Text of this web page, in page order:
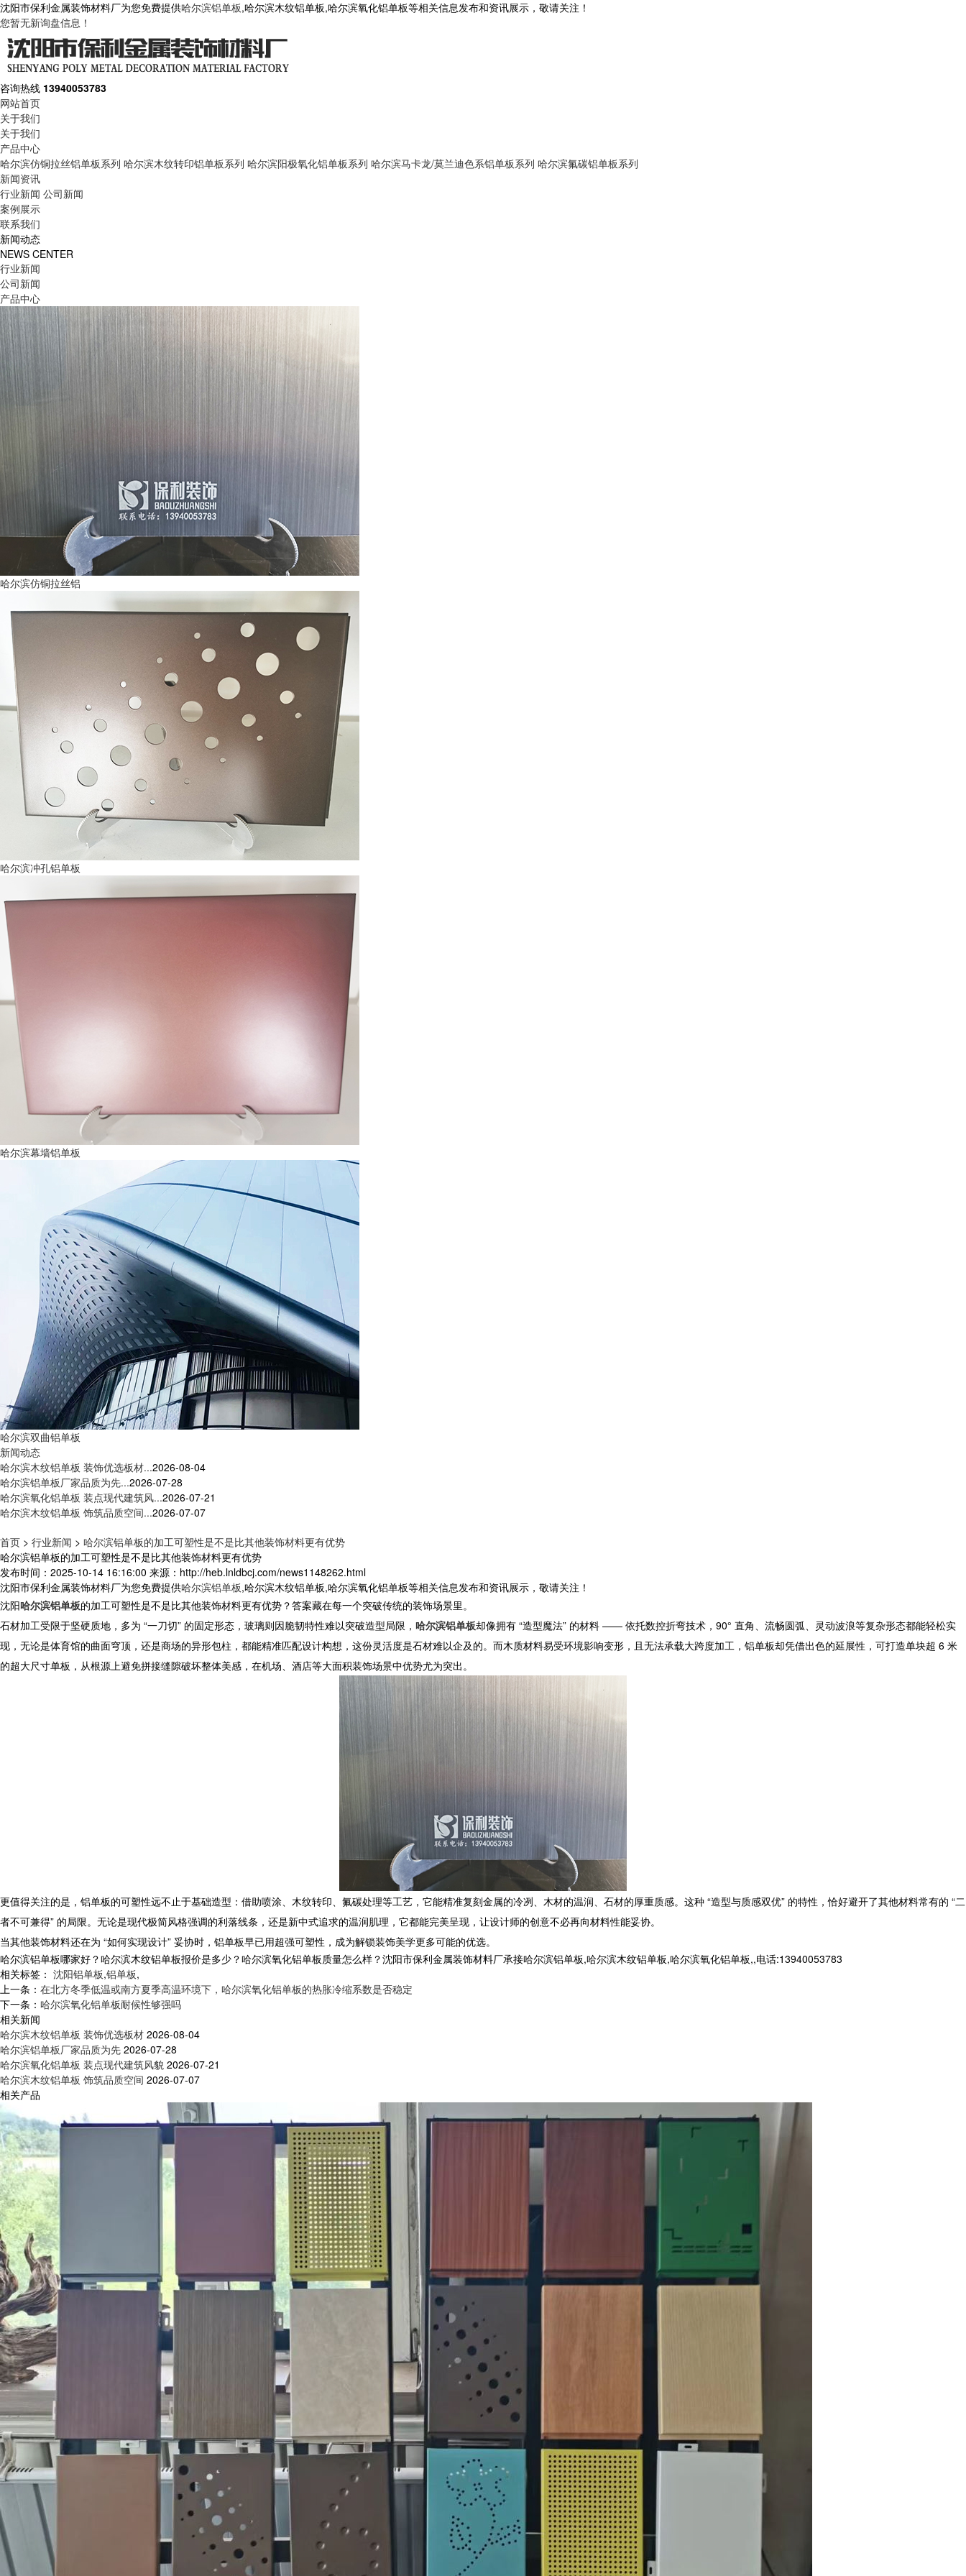
沈阳市保利金属装饰材料厂为您免费提供哈尔滨铝单板,哈尔滨木纹铝单板,哈尔滨氧化铝单板等相关信息发布和资讯展示，敬请关注！
您暂无新询盘信息！
咨询热线 13940053783
网站首页
关于我们
关于我们
产品中心
哈尔滨仿铜拉丝铝单板系列 哈尔滨木纹转印铝单板系列 哈尔滨阳极氧化铝单板系列 哈尔滨马卡龙/莫兰迪色系铝单板系列 哈尔滨氟碳铝单板系列
新闻资讯
行业新闻 公司新闻
案例展示
联系我们
新闻动态
NEWS CENTER
行业新闻
公司新闻
产品中心
哈尔滨仿铜拉丝铝
哈尔滨冲孔铝单板
哈尔滨幕墙铝单板
哈尔滨双曲铝单板
新闻动态
哈尔滨木纹铝单板 装饰优选板材...2026-08-04
哈尔滨铝单板厂家品质为先...2026-07-28
哈尔滨氧化铝单板 装点现代建筑风...2026-07-21
哈尔滨木纹铝单板 饰筑品质空间...2026-07-07
首页 > 行业新闻 > 哈尔滨铝单板的加工可塑性是不是比其他装饰材料更有优势
哈尔滨铝单板的加工可塑性是不是比其他装饰材料更有优势
发布时间：2025-10-14 16:16:00 来源：http://heb.lnldbcj.com/news1148262.html
沈阳市保利金属装饰材料厂为您免费提供哈尔滨铝单板,哈尔滨木纹铝单板,哈尔滨氧化铝单板等相关信息发布和资讯展示，敬请关注！
沈阳哈尔滨铝单板的加工可塑性是不是比其他装饰材料更有优势？答案藏在每一个突破传统的装饰场景里。​
石材加工受限于坚硬质地，多为 “一刀切” 的固定形态，玻璃则因脆韧特性难以突破造型局限， 哈尔滨铝单板却像拥有 “造型魔法” 的材料 —— 依托数控折弯技术，90° 直角、流畅圆弧、灵动波浪等复杂形态都能轻松实
现，无论是体育馆的曲面穹顶，还是商场的异形包柱，都能精准匹配设计构想，这份灵活度是石材难以企及的。而木质材料易受环境影响变形，且无法承载大跨度加工， 铝单板却凭借出色的延展性，可打造单块超 6 米
的超大尺寸单板，从根源上避免拼接缝隙破坏整体美感，在机场、酒店等大面积装饰场景中优势尤为突出。
更值得关注的是，铝单板的可塑性远不止于基础造型：借助喷涂、木纹转印、氟碳处理等工艺，它能精准复刻金属的冷冽、木材的温润、石材的厚重质感。这种 “造型与质感双优” 的特性，恰好避开了其他材料常有的 “二
者不可兼得” 的局限。无论是现代极简风格强调的利落线条，还是新中式追求的温润肌理，它都能完美呈现，让设计师的创意不必再向材料性能妥协。
当其他装饰材料还在为 “如何实现设计” 妥协时， 铝单板早已用超强可塑性，成为解锁装饰美学更多可能的优选。
哈尔滨铝单板哪家好？哈尔滨木纹铝单板报价是多少？哈尔滨氧化铝单板质量怎么样？沈阳市保利金属装饰材料厂承接哈尔滨铝单板,哈尔滨木纹铝单板,哈尔滨氧化铝单板,,电话:13940053783
相关标签： 沈阳铝单板,铝单板,
上一条： 在北方冬季低温或南方夏季高温环境下，哈尔滨氧化铝单板的热胀冷缩系数是否稳定
下一条： 哈尔滨氧化铝单板耐候性够强吗
相关新闻
哈尔滨木纹铝单板 装饰优选板材 2026-08-04
哈尔滨铝单板厂家品质为先 2026-07-28
哈尔滨氧化铝单板 装点现代建筑风貌 2026-07-21
哈尔滨木纹铝单板 饰筑品质空间 2026-07-07
相关产品